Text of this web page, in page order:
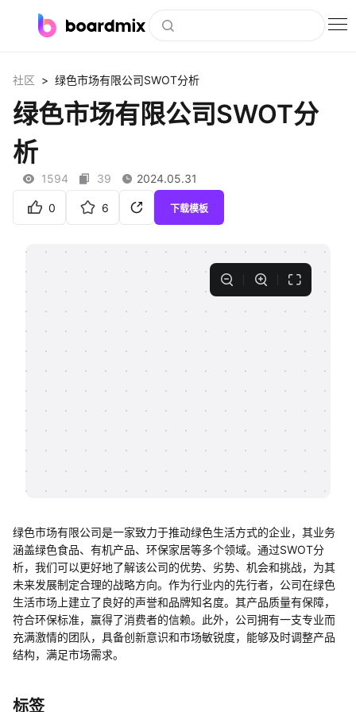
社区资源
企业服务
客户案例
支持
知识分享社区
社区 > 绿色市场有限公司SWOT分析
绿色市场有限公司SWOT分
析
1594 39 2024.05.31
0 6 下载模板
绿色市场有限公司是一家致力于推动绿色生活方式的企业，其业务
涵盖绿色食品、有机产品、环保家居等多个领域。通过SWOT分
析，我们可以更好地了解该公司的优势、劣势、机会和挑战，为其
未来发展制定合理的战略方向。作为行业内的先行者，公司在绿色
生活市场上建立了良好的声誉和品牌知名度。其产品质量有保障，
符合环保标准，赢得了消费者的信赖。此外，公司拥有一支专业而
充满激情的团队，具备创新意识和市场敏锐度，能够及时调整产品
结构，满足市场需求。
标签